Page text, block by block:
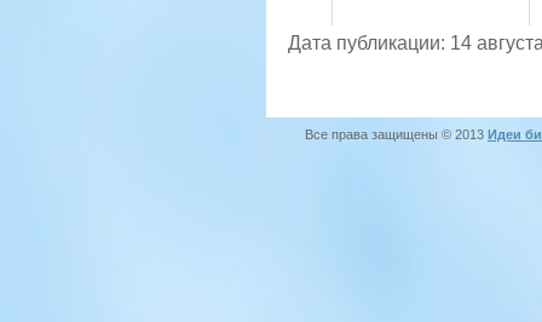
Дата публикации: 14
Все права защищены © 2013 Идеи